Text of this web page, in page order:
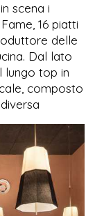
scena i
16 piatti
delle
Dal lato
lungo top in
composto